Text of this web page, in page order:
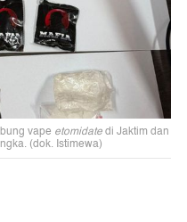
vape etomidatedi Jaktim dan
(dok. Istimewa)